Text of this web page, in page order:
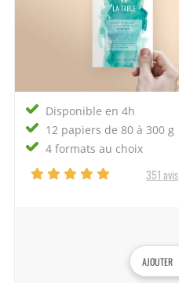
Disponible en 4h
12 papiers de 80 à 300 g
4 formats au choix
351 avis
AJOUTER